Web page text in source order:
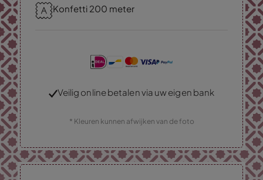
Konfetti 200 meter
Veilig online betalen via uw eigen bank
* Kleuren kunnen afwijken van de foto